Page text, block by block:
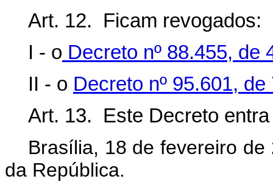
Art. 12. Ficam revogados:
I - o Decreto nº 88.455, de
II - o Decreto nº 95.601,
Art. 13. Este Decreto
Brasília, 18 de fevereiro de
da República.